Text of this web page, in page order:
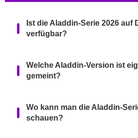
Ist die Aladdin-Serie 2026 auf
verfügbar?
Welche Aladdin-Version ist
gemeint?
Wo kann man die Aladdin-
schauen?